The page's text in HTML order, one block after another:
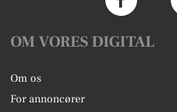
OM VORES DIGITAL
Om os
For annoncører